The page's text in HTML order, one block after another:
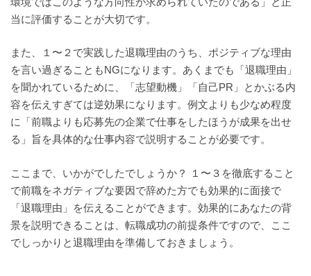
当に評価することが大切です。
また、１〜２で実践した退職理由のうち、ポジティブな理由
を言い過ぎることもNGになります。あくまでも「退職理由」
を聞かれているために、「志望動機」「自己PR」とかぶる内
容を伝えすぎては逆効果になります。例文よりも少なめ程度
に「前職よりも応募先の企業で仕事をしたほうが成果を出せ
る」旨を具体的な仕事内容で説明することが必要です。
ここまで、いかがでしたでしょうか？ １〜３を徹底すること
で前職をネガティブな要因で辞めた方でも効果的に面接で
「退職理由」を伝えることができます。効果的にあなたの背
景を説明できることは、転職成功の前提条件ですので、ここ
でしっかりと退職理由を準備しておきましょう。